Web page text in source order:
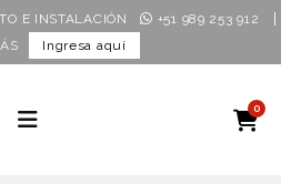
E INSTALACIÓN +51 989 253 912
Ingresa aquí
0